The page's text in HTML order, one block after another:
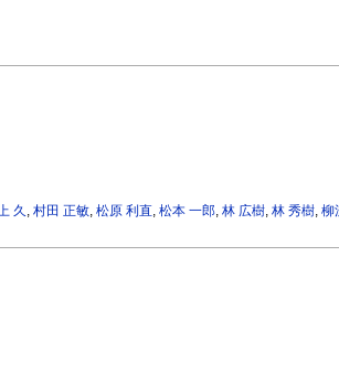
久 ,村田 正敏,松原 利直,松本 一郎,林 広樹,林 秀樹,柳